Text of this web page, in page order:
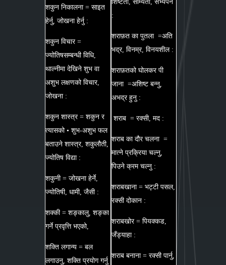
शकुन निकालना = साइत
हेर्नु, जोखना हेर्नु :
शकुन विचार =
ज्योतिषसम्बन्धी विधि,
थाल्नीमा देखिने शुभ वा
अशुभ लक्षणको विचार,
जोखना :
शकुन शास्त्र = शकुन र
त्यासको • शुभ-अशुभ फल
बताउने शास्त्र, शकुलौती,
ज्योतिष विद्या :
शकुनी = जोखना हेर्ने,
ज्योतिषी, धामी, जैसी :
शक्की = शङ्कालु, शङ्का
गर्ने प्रवृत्ति भएको,
शक्ति लगान्य = बल
लगाउनु, शक्ति प्रयोग गर्नु
शिष्टता, सौम्यता, सभ्यपन
:
शराफ़त का पुतला =अति
भद्र, विनम्र, विनयशील :
शराफ़तको घोलकर पी
जाना =अशिष्ट बन्नु,
अभद्र हुनु :
शराब = रक्सी, मद :
शराब का दौर चलना =
मात्ने प्रक्रिया चल्नु,
पिउने क्रम चल्नु :
शराबखाना = भट्टी पसल,
रक्सी दोकान :
शराबखोर = पियक्कड,
जँड्याहा :
शराब बनाना = रक्सी पार्नु,